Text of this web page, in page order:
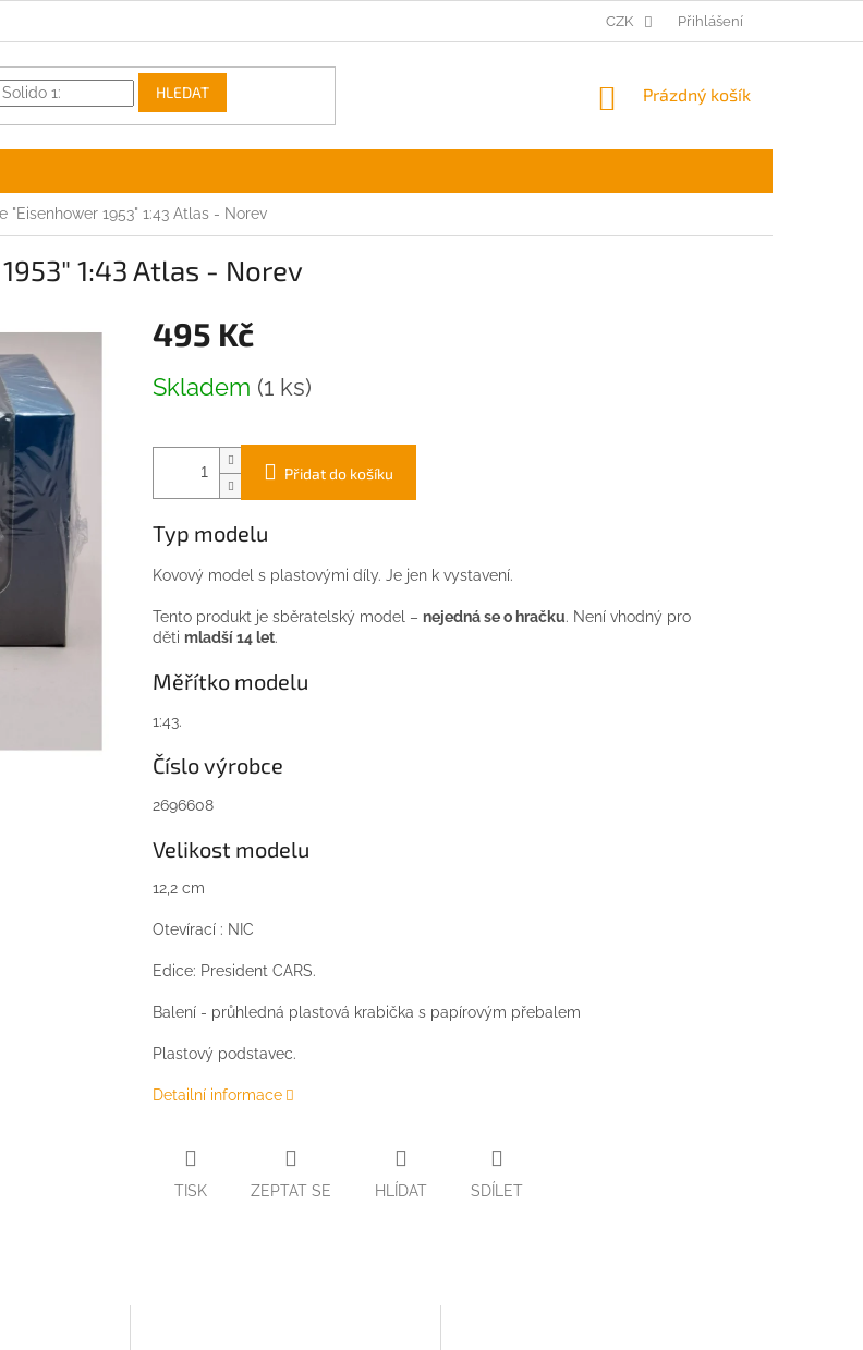
CZK Přihlášení
HLEDAT
NÁKUPNÍ
Prázdný košík
1953" 1:43 Atlas - Norev
1:43 Atlas - Norev
495 Kč
cena:
Skladem (1 ks)
Přidat do košíku
Typ modelu
Kovový model s plastovými díly. Je jen k vystavení.
Tento produkt je sběratelský model – nejedná se o hračku. Není vhodný pro
děti mladší 14 let.
Měřítko modelu
1:43.
Číslo výrobce
2696608
Velikost modelu
12,2 cm
Otevírací : NIC
Edice: President CARS.
Balení - průhledná plastová krabička s papírovým přebalem
Plastový podstavec.
Detailní informace
TISK ZEPTAT SE HLÍDAT SDÍLET